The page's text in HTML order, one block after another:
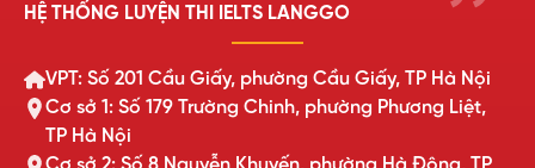
HỆ THỐNG LUYỆN THI IELTS LANGGO
VPT: Số 201 Cầu Giấy, phường Cầu Giấy, TP Hà Nội
Cơ sở 1: Số 179 Trường Chinh, phường Phương Liệt,
TP Hà Nội